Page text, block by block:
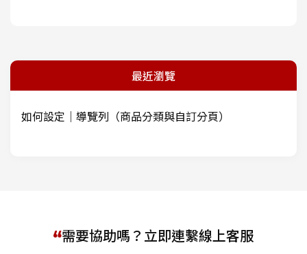
最近瀏覽
如何設定｜導覽列（商品分類與自訂分頁）
需要協助嗎？立即連繫線上客服